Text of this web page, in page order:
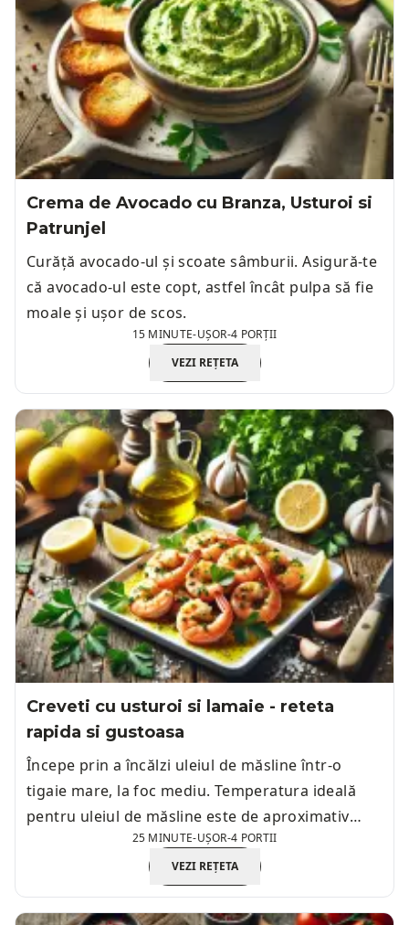
Crema de Avocado cu Branza, Usturoi si
Patrunjel
Curăță avocado-ul și scoate sâmburii. Asigură-te
că avocado-ul este copt, astfel încât pulpa să fie
moale și ușor de scos.
15 MINUTE-UȘOR-4 PORȚII
VEZI REȚETA
Creveti cu usturoi si lamaie - reteta
rapida si gustoasa
Începe prin a încălzi uleiul de măsline într-o
tigaie mare, la foc mediu. Temperatura ideală
pentru uleiul de măsline este de aproximativ
25 MINUTE-UȘOR-4 PORTII
VEZI REȚETA